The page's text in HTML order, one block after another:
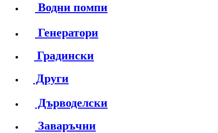
Водни помпи
Генератори
Градински
Други
Дърводелски
Заваръчни